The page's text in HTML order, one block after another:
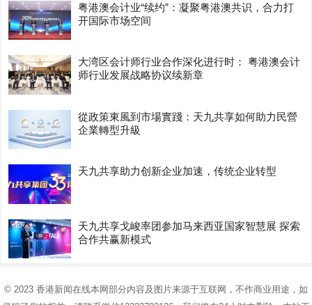
粤港澳会计业“续约”：凝聚粤港澳共识，合力打
开国际市场空间
大湾区会计师行业合作深化进行时： 粤港澳会计
师行业发展战略协议续新章
從政策東風到市場實踐：天九共享如何助力民營
企業轉型升級
天九共享助力创新企业加速，传统企业转型
天九共享戈峻率团参加马来西亚国家智慧展 探索
合作共赢新模式
© 2023 香港新闻在线本网部分内容及图片来源于互联网，不作商业用途，如